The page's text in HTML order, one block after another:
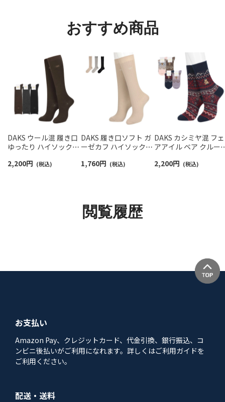
おすすめ商品
DAKS ウール混 履き口
ゆったり ハイソックス
03368721
2,200円 (税込)
DAKS 履き口ソフト ガ
ーゼカフ ハイソックス
03367073
1,760円 (税込)
DAKS カシミヤ混 フェ
アアイル ベア クルー
03368738
2,200円 (税込)
閲覧履歴
お支払い
Amazon Pay、クレジットカード、代金引換、銀行振込、コ
ンビニ後払いがご利用になれます。詳しくはご利用ガイドを
ご利用ください。
配送・送料